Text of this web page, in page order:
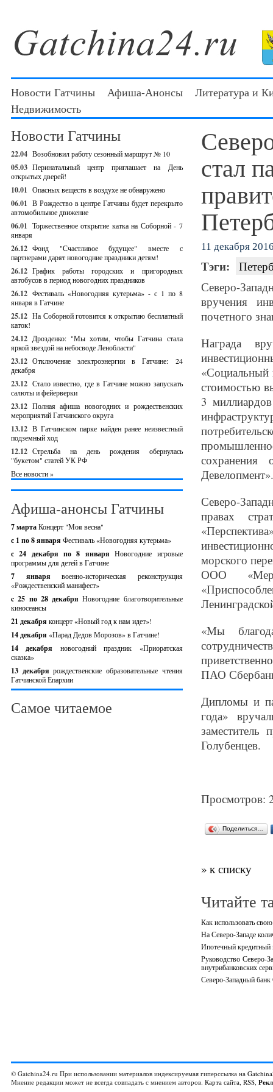
Новости Гатчины Афиша-Анонсы
Литература и
Недвижимость
Новости Гатчины
22.04 Возобновил работу сезонный маршрут № 10
05.03 Перинатальный центр приглашает на День
открытых дверей!
10.01 Опасных веществ в воздухе не обнаружено
06.01 В Рождество в центре Гатчины будет перекрыто
автомобильное движение
06.01 Торжественное открытие катка на Соборной - 7
января
26.12 Фонд "Счастливое будущее" вместе с
партнерами дарят новогодние праздники детям!
26.12 График работы городских и пригородных
автобусов в период новогодних праздников
26.12 Фестиваль «Новогодняя кутерьма» - с 1 по 8
января в Гатчине
25.12 На Соборной готовится к открытию бесплатный
каток!
24.12 Дрозденко: "Мы хотим, чтобы Гатчина стала
яркой звездой на небосводе Ленобласти"
23.12 Отключение электроэнергии в Гатчине: 24
декабря
23.12 Стало известно, где в Гатчине можно запускать
салюты и фейерверки
23.12 Полная афиша новогодних и рождественских
мероприятий Гатчинского округа
13.12 В Гатчинском парке найден ранее неизвестный
подземный ход
12.12 Стрельба на день рождения обернулась
"букетом" статей УК РФ
Все новости »
Афиша-анонсы Гатчины
7 мартаКонцерт "Моя весна"
с 1 по 8 января Фестиваль «Новогодняя кутерьма»
с 24 декабря по 8 январяНовогодние игровые
программы для детей в Гатчине
7 январявоенно-историческая реконструкция
«Рождественский манифест»
c 25 по 28 декабряНовогодние благотворительные
киносеансы
21 декабря концерт «Новый год к нам идет»!
14 декабря «Парад Дедов Морозов» в Гатчине!
14 декабря новогодний праздник «Приоратская
сказка»
13 декабрярождественские образовательные чтения
Гатчинской Епархии
Самое читаемое
стал
11 декабря
Тэги:
Северо-
вручения
почетного
Награда
«Социальный
стоимостью
3
сохранения
Девелопмент».
Северо-
правах
морского
ООО
«Мы
ПАО
Дипломы и
года»
заместитель
Голубенцев.
Просмотров:
Поделиться…
» к списку
Читайте
Как использовать
На Северо-Западе
Ипотечный кредитный
Руководство Северо-
внутрибанковских
Северо-Западный
© Gatchina24.ru При использовании материалов индексируемая гиперссылка на
Мнение редакции может не всегда совпадать с мнением авторов. Карта сайта, RSS,